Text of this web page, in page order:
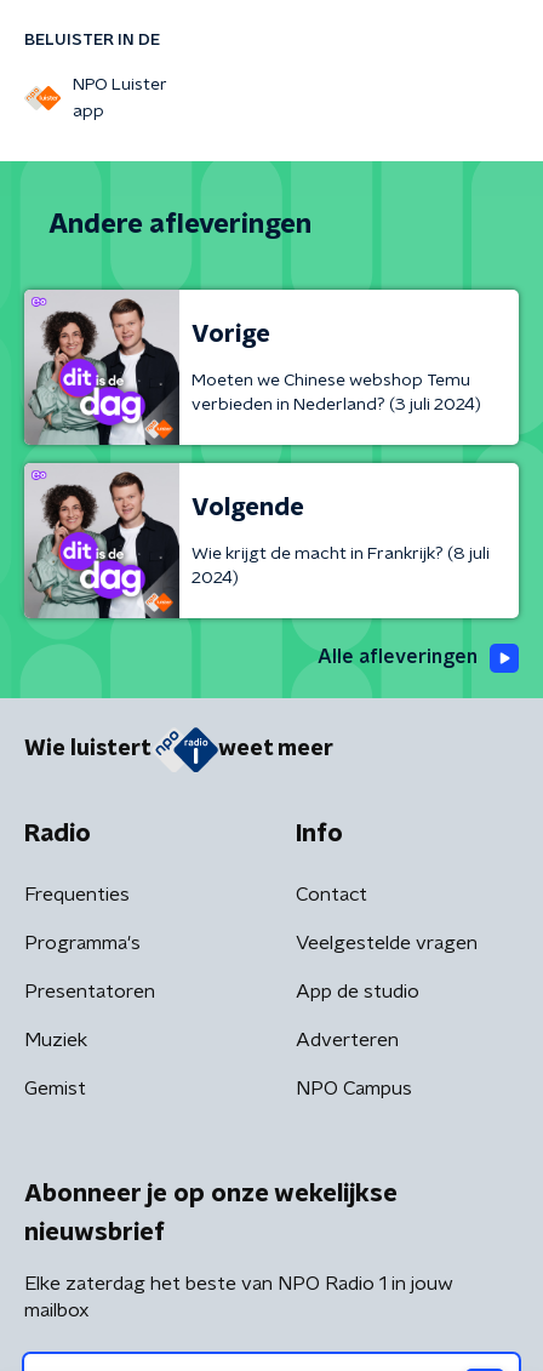
BELUISTER IN DE
NPO Luister
app
Andere afleveringen
Vorige
Moeten we Chinese webshop Temu
verbieden in Nederland? (3 juli 2024)
Volgende
Wie krijgt de macht in Frankrijk? (8 juli
2024)
Alle afleveringen
Wie luistert weet meer
Radio
Frequenties
Programma's
Presentatoren
Muziek
Gemist
Info
Contact
Veelgestelde vragen
App de studio
Adverteren
NPO Campus
Abonneer je op onze wekelijkse
nieuwsbrief
Elke zaterdag het beste van NPO Radio 1 in jouw
mailbox